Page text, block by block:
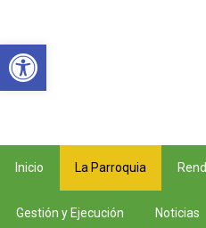
Inicio La Parroquia
Gestión y Ejecución Noticias
Abrir barra de herramientas